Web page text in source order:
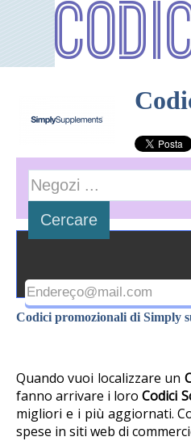
Quando vuoi localizzare un
fanno arrivare i loroCodici
migliori e i più aggiornati.
spese in siti web di
Codici promozionali di Simply